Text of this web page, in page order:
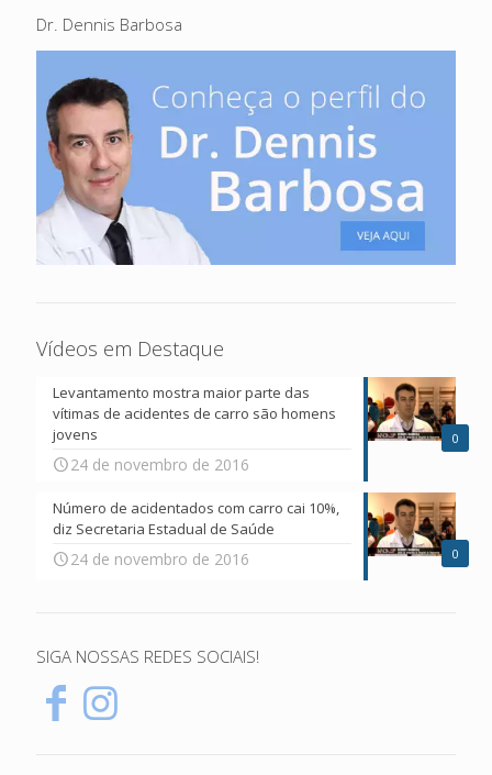
Dr. Dennis Barbosa
Vídeos em Destaque
0
Levantamento mostra maior parte das
vítimas de acidentes de carro são homens
jovens
24 de novembro de 2016
0
Número de acidentados com carro cai 10%,
diz Secretaria Estadual de Saúde
24 de novembro de 2016
SIGA NOSSAS REDES SOCIAIS!